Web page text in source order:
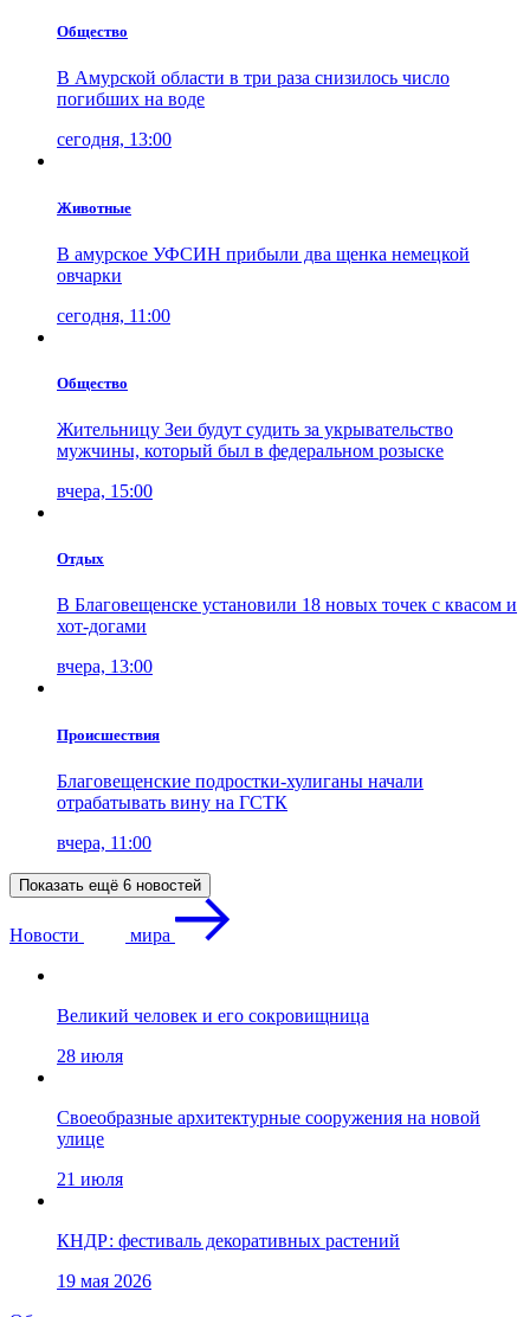
Общество
В Амурской области в три раза снизилось число
погибших на воде
сегодня, 13:00
Животные
В амурское УФСИН прибыли два щенка немецкой
овчарки
сегодня, 11:00
Общество
Жительницу Зеи будут судить за укрывательство
мужчины, который был в федеральном розыске
вчера, 15:00
Отдых
В Благовещенске установили 18 новых точек с квасом и
хот-догами
вчера, 13:00
Проиcшествия
Благовещенские подростки-хулиганы начали
отрабатывать вину на ГСТК
вчера, 11:00
Показать ещё 6 новостей
Новости мира
Великий человек и его сокровищница
28 июля
Своеобразные архитектурные сооружения на новой
улице
21 июля
КНДР: фестиваль декоративных растений
19 мая 2026